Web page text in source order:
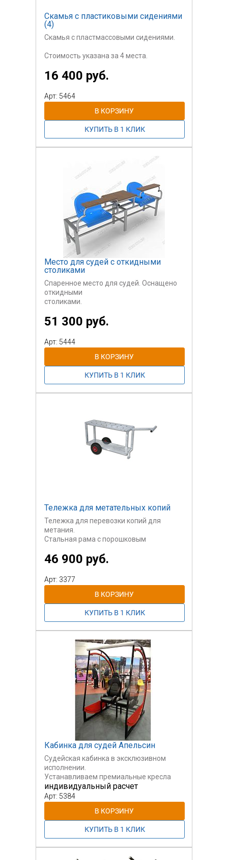
Скамья с пластиковыми сидениями
(4)
Скамья с пластмассовыми сидениями.
Стоимость указана за 4 места.
16 400 руб.
Арт: 5464
Место для судей с откидными
столиками
Спаренное место для судей. Оснащено
откидными
столиками.
Возможно изготовление на большее или
количество мест.
51 300 руб.
Арт: 5444
Тележка для метательных копий
Тележка для перевозки копий для
метания.
Стальная рама с порошковым
влагостойкая фанера,
транспортировочные
колеса
46 900 руб.
Арт: 3377
Кабинка для судей Апельсин
Судейская кабинка в эксклюзивном
исполнении.
Устанавливаем премиальные кресла
гоночных
автомобилей.
индивидуальный расчет
Арт: 5384